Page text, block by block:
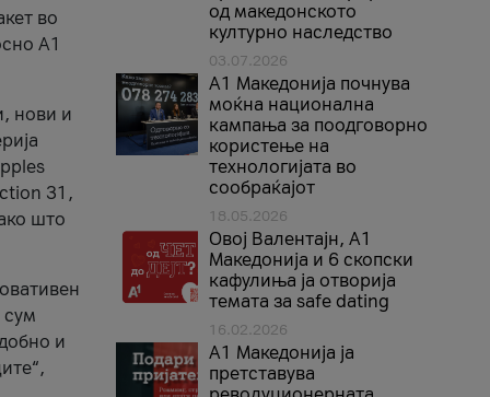
во
А1
нови и
31,
што
сум
и
од македонското
културно наследство
03.07.2026
A1 Македонија почнува
моќна национална
кампања за поодговорно
користење на
технологијата во
сообраќајот
18.05.2026
Овој Валентајн, A1
Македонија и 6 скопски
кафулиња ја отворија
темата за safe dating
16.02.2026
А1 Македонија ја
претставува